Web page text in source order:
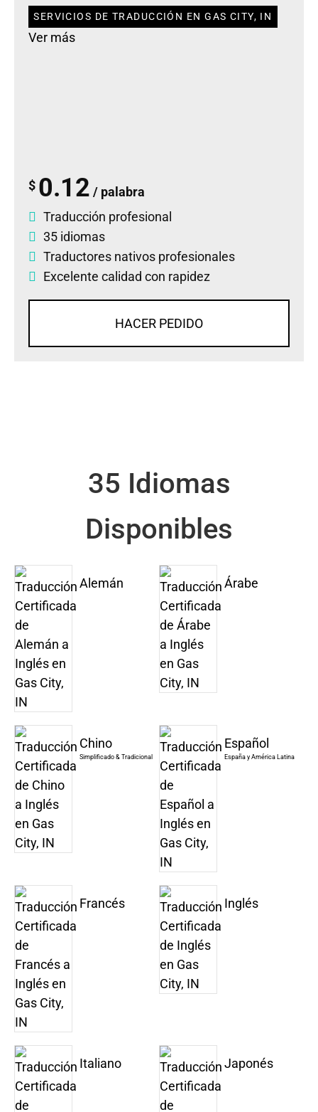
SERVICIOS DE TRADUCCIÓN EN GAS CITY, IN
Ver más
$ 0.12 / palabra
Traducción profesional
35 idiomas
Traductores nativos profesionales
Excelente calidad con rapidez
HACER PEDIDO
35 Idiomas
Disponibles
Alemán Árabe
Chino
Simplificado & Tradicional
Español
España y América Latina
Francés Inglés
Italiano Japonés